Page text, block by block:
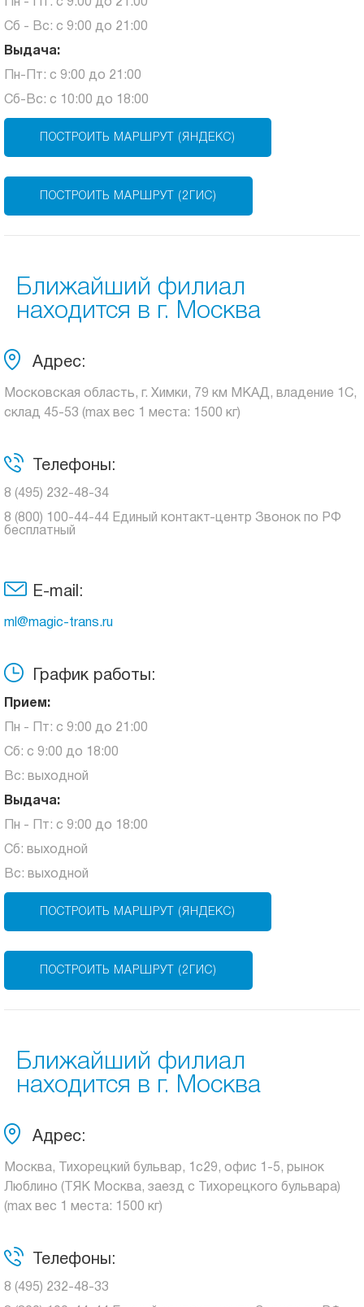
Пн - Пт: с 9:00 до 21:00
Сб - Вс: с 9:00 до 21:00
Выдача:
Пн-Пт: с 9:00 до 21:00
Сб-Вс: с 10:00 до 18:00
ПОСТРОИТЬ МАРШРУТ (ЯНДЕКС)
ПОСТРОИТЬ МАРШРУТ (2ГИС)
Ближайший филиал
находится в г. Москва
Адрес:
Московская область, г. Химки, 79 км МКАД, владение 1С,
склад 45-53 (max вес 1 места: 1500 кг)
Телефоны:
8 (495) 232-48-34
8 (800) 100-44-44 Единый контакт-центр Звонок по РФ
бесплатный
E-mail:
ml@magic-trans.ru
График работы:
Прием:
Пн - Пт: с 9:00 до 21:00
Сб: с 9:00 до 18:00
Вс: выходной
Выдача:
Пн - Пт: с 9:00 до 18:00
Сб: выходной
Вс: выходной
ПОСТРОИТЬ МАРШРУТ (ЯНДЕКС)
ПОСТРОИТЬ МАРШРУТ (2ГИС)
Ближайший филиал
находится в г. Москва
Адрес:
Москва, Тихорецкий бульвар, 1с29, офис 1-5, рынок
Люблино (ТЯК Москва, заезд с Тихорецкого бульвара)
(max вес 1 места: 1500 кг)
Телефоны:
8 (495) 232-48-33